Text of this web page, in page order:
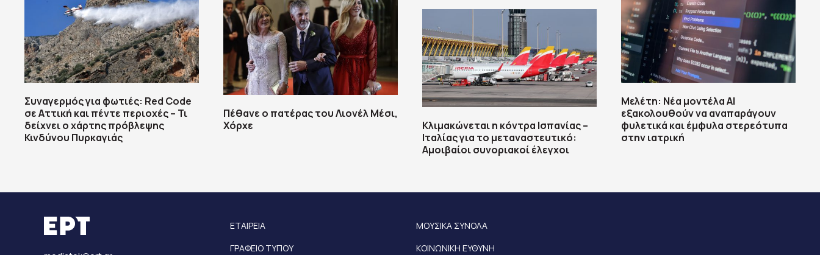
Συναγερμός για φωτιές: Red Code
σε Αττική και πέντε περιοχές – Τι
δείχνει ο χάρτης πρόβλεψης
Κινδύνου Πυρκαγιάς
Πέθανε ο πατέρας του Λιονέλ Μέσι,
Χόρχε
Κλιμακώνεται η κόντρα Ισπανίας –
Ιταλίας για το μεταναστευτικό:
Αμοιβαίοι συνοριακοί έλεγχοι
Μελέτη: Νέα μοντέλα ΑΙ
εξακολουθούν να αναπαράγουν
φυλετικά και έμφυλα στερεότυπα
στην ιατρική
ΕΤΑΙΡΕΙΑ
ΓΡΑΦΕΙΟ ΤΥΠΟΥ
ΜΟΥΣΙΚΑ ΣΥΝΟΛΑ
ΚΟΙΝΩΝΙΚΗ ΕΥΘΥΝΗ